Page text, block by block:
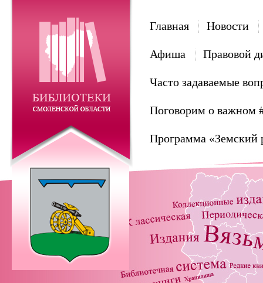
Главная Новости
Афиша Правовой
Часто задаваемые
Поговорим о важном
Программа «Земский